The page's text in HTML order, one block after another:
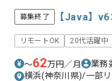
募集終了 【Java】
リモートOK 20代活躍中
〜62万円／月 業務
横浜(神奈川県)/一部